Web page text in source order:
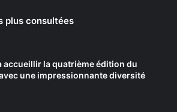
plus consultées
accueillir la quatrième édition du
une impressionnante diversité